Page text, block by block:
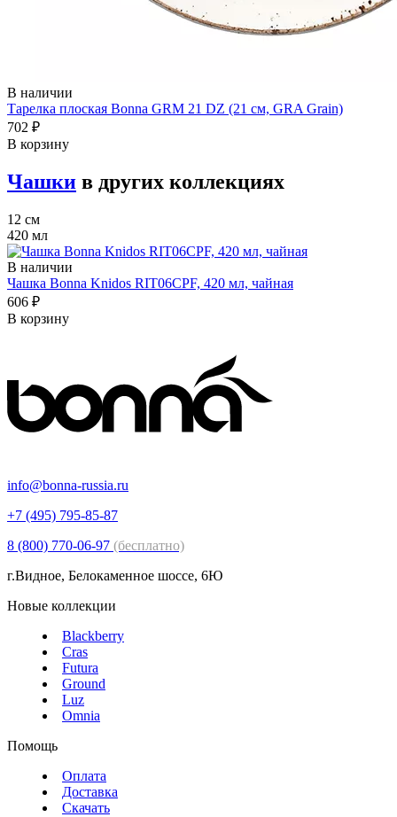
В наличии
Тарелка плоская Bonna GRM 21 DZ (21 см, GRA Grain)
702 ₽
В корзину
Чашки в других коллекциях
12 см
420 мл
В наличии
Чашка Bonna Knidos RIT06CPF, 420 мл, чайная
606 ₽
В корзину
info@bonna-russia.ru
+7 (495) 795-85-87
8 (800) 770-06-97 (бесплатно)
г.Видное, Белокаменное шоссе, 6Ю
Новые коллекции
Blackberry
Cras
Futura
Ground
Luz
Omnia
Помощь
Оплата
Доставка
Скачать